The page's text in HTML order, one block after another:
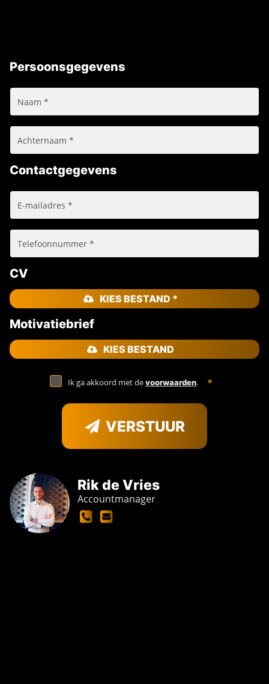
Rik de Vries
Accountmanager
Persoonsgegevens
Contactgegevens
CV
KIES BESTAND *
Motivatiebrief
KIES BESTAND
Ik ga akkoord met devoorwaarden.
VERSTUUR